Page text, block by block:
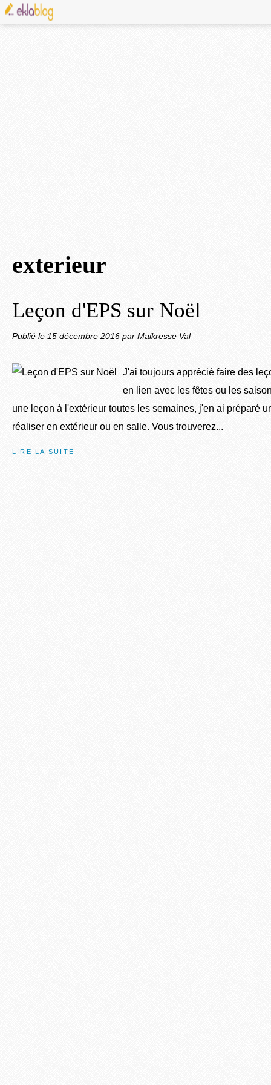
exterieur
Leçon d'EPS sur Noël
Publié le 15 décembre 2016 par Maikresse Val
J'ai toujours apprécié faire des
en lien avec les fêtes ou les
une leçon à l'extérieur toutes les semaines, j'en ai préparé
réaliser en extérieur ou en salle. Vous trouverez...
LIRE LA SUITE